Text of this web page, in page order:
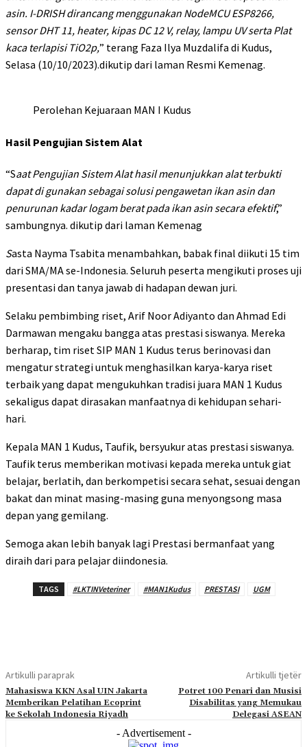
asin. I-DRISH dirancang menggunakan NodeMCU ESP8266,
sensor DHT 11, heater, kipas DC 12 V, relay, lampu UV serta Plat
kaca terlapisi TiO2p,” terang Faza Ilya Muzdalifa di Kudus,
Selasa (10/10/2023).dikutip dari laman Resmi Kemenag.
Perolehan Kejuaraan MAN I Kudus
Hasil Pengujian Sistem Alat
“Saat Pengujian Sistem Alat hasil menunjukkan alat terbukti
dapat di gunakan sebagai solusi pengawetan ikan asin dan
penurunan kadar logam berat pada ikan asin secara efektif,”
sambungnya. dikutip dari laman Kemenag
Sasta Nayma Tsabita menambahkan, babak final diikuti 15 tim
dari SMA/MA se-Indonesia. Seluruh peserta mengikuti proses uji
presentasi dan tanya jawab di hadapan dewan juri.
Selaku pembimbing riset, Arif Noor Adiyanto dan Ahmad Edi
Darmawan mengaku bangga atas prestasi siswanya. Mereka
berharap, tim riset SIP MAN 1 Kudus terus berinovasi dan
mengatur strategi untuk menghasilkan karya-karya riset
terbaik yang dapat mengukuhkan tradisi juara MAN 1 Kudus
sekaligus dapat dirasakan manfaatnya di kehidupan sehari-
hari.
Kepala MAN 1 Kudus, Taufik, bersyukur atas prestasi siswanya.
Taufik terus memberikan motivasi kepada mereka untuk giat
belajar, berlatih, dan berkompetisi secara sehat, sesuai dengan
bakat dan minat masing-masing guna menyongsong masa
depan yang gemilang.
Semoga akan lebih banyak lagi Prestasi bermanfaat yang
diraih dari para pelajar diindonesia.
TAGS #LKTINVeteriner #MAN1Kudus PRESTASI UGM
Artikulli paraprak
Mahasiswa KKN Asal UIN Jakarta
Memberikan Pelatihan Ecoprint
ke Sekolah Indonesia Riyadh
Artikulli tjetër
Potret 100 Penari dan Musisi
Disabilitas yang Memukau
Delegasi ASEAN
- Advertisement -